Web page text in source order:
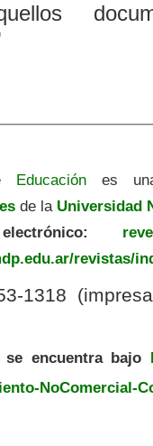
Educación es
de la Universidad
revistas/
1318
se encuentra bajo
NoComercial-